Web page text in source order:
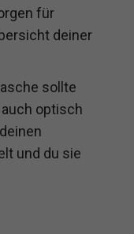
für
deiner
sollte
optisch
und du sie